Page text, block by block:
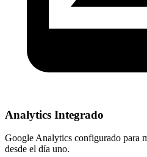
Analytics Integrado
Google Analytics configurado para
desde el día uno.